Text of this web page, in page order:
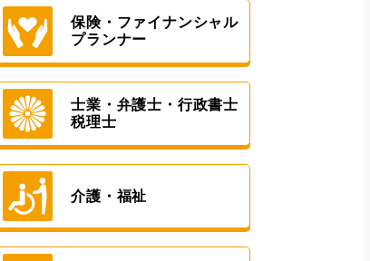
保険・ファイナンシャル
プランナー
士業・弁護士・行政書士
税理士
介護・福祉